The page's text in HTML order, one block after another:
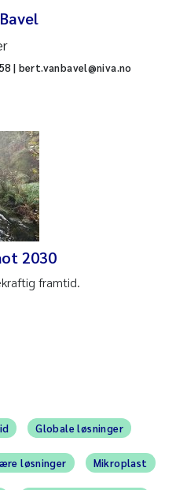
| bert.vanbavel@niva.no
2030
framtid.
Globale løsninger
løsninger Mikroplast